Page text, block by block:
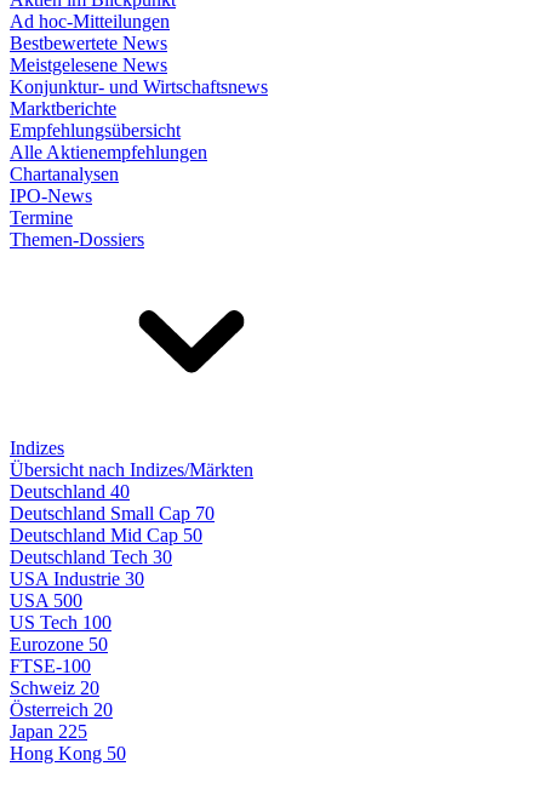
Ad hoc-Mitteilungen
Bestbewertete News
Meistgelesene News
Konjunktur- und Wirtschaftsnews
Marktberichte
Empfehlungsübersicht
Alle Aktienempfehlungen
Chartanalysen
IPO-News
Termine
Themen-Dossiers
Indizes
Übersicht nach Indizes/Märkten
Deutschland 40
Deutschland Small Cap 70
Deutschland Mid Cap 50
Deutschland Tech 30
USA Industrie 30
USA 500
US Tech 100
Eurozone 50
FTSE-100
Schweiz 20
Österreich 20
Japan 225
Hong Kong 50